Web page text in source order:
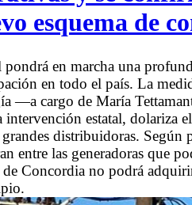
esquema de
en marcha una
en todo el país. La
—a cargo de María
estatal, dolariza
distribuidoras. Según
las generadoras que
Concordia no podrá